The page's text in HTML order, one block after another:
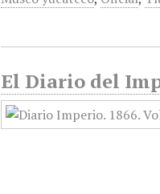
El Diario del